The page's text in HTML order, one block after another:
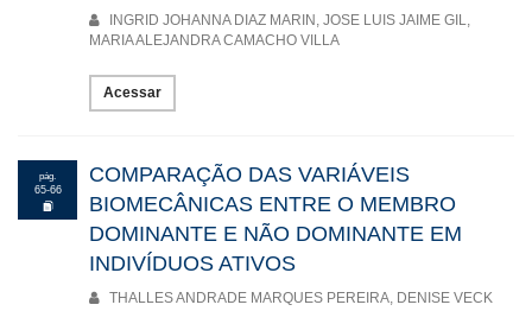
INGRID JOHANNA DIAZ MARIN, JOSE LUIS JAIME GIL,
MARIA ALEJANDRA CAMACHO VILLA
Acessar
pág.
65-66
COMPARAÇÃO DAS VARIÁVEIS
BIOMECÂNICAS ENTRE O MEMBRO
DOMINANTE E NÃO DOMINANTE EM
INDIVÍDUOS ATIVOS
THALLES ANDRADE MARQUES PEREIRA, DENISE VECK